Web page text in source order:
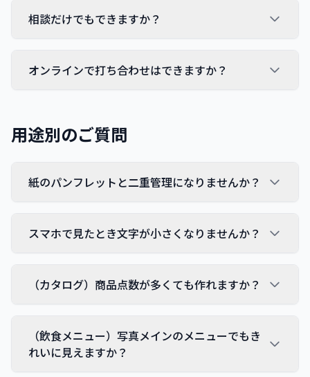
相談だけでもできますか？
オンラインで打ち合わせはできますか？
用途別のご質問
紙のパンフレットと二重管理になりませんか？
スマホで見たとき文字が小さくなりませんか？
（カタログ）商品点数が多くても作れますか？
（飲食メニュー）写真メインのメニューでもき
れいに見えますか？